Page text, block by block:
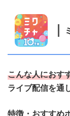
こんな人におす
ライブ配信を通
特徴・おすすめ